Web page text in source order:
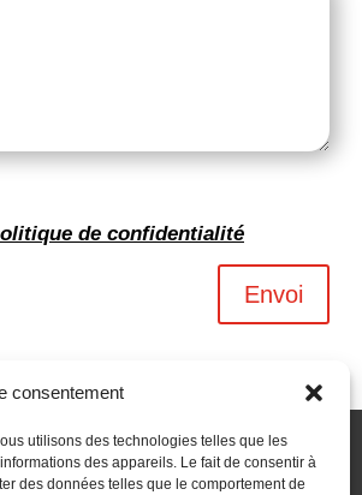
consentement
utilisons des technologies telles que les
des appareils. Le fait de consentir à
des données telles que le comportement de
de confidentialité
Envoi